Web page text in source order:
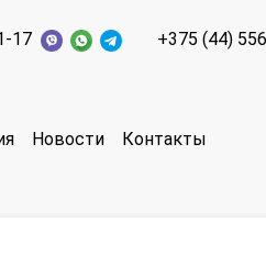
17 +375 (44)
Новости Контакты